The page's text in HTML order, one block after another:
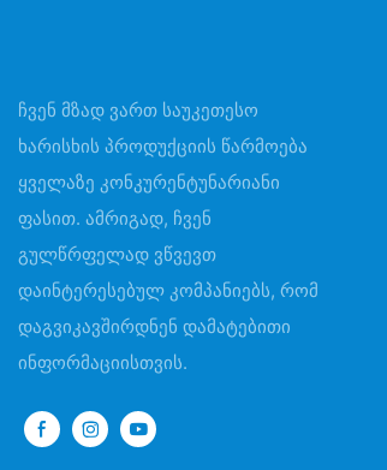
ჩვენ მზად ვართ საუკეთესო
ხარისხის პროდუქციის წარმოება
ყველაზე კონკურენტუნარიანი
ფასით. ამრიგად, ჩვენ
გულწრფელად ვწვევთ
დაინტერესებულ კომპანიებს, რომ
დაგვიკავშირდნენ დამატებითი
ინფორმაციისთვის.